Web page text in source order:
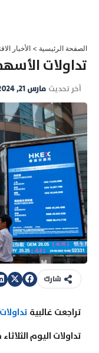
الصفحة الرئيسية > الأخبار
تداولات الأسهم
آخر تحديث مارس 21, 2024
شارك
تراجعت غالبية
تداولات اليوم